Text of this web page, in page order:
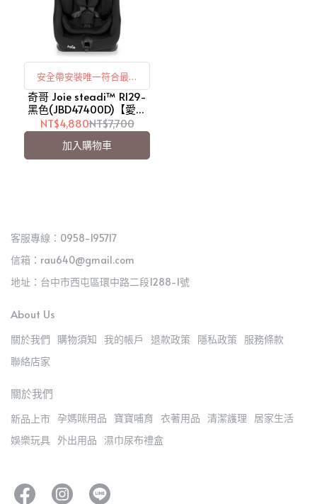
安全帶安裝唯一符合最新
R129/03 法規
奇哥 Joie steadi™ R129-
黑色(JBD47400D)【愛吾
兒】
NT$4,880NT$7,700
加入購物車
客服專線：0958-195717
信箱：rau640@gmail.com
地址：台中市西屯區環中路二段1288-1號
About Us
關於我們 購物須知 我的帳戶 退款政策 隱私政策 服務條款
聯絡店家
關於我們
新品上市 孕媽咪用品 寶寶哺育 衣著用品 清潔護理
居家生活
娛樂玩具 外出用品 濕巾尿布禮盒